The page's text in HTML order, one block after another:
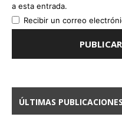
a esta entrada.
Recibir un correo
ÚLTIMAS PUBLICACIONES